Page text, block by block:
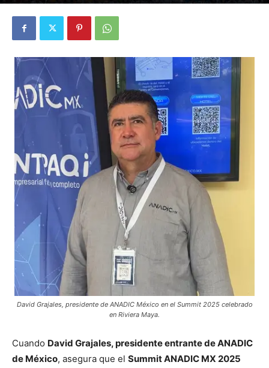
David Grajales, presidente de ANADIC México en el Summit 2025 celebrado
en Riviera Maya.
Cuando David Grajales, presidente entrante de ANADIC
de México, asegura que el Summit ANADIC MX 2025